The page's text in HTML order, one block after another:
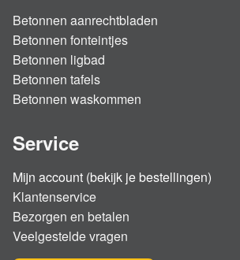
Betonnen aanrechtbladen
Betonnen fonteintjes
Betonnen ligbad
Betonnen tafels
Betonnen waskommen
Service
Mijn account (bekijk je bestellingen)
Klantenservice
Bezorgen en betalen
Veelgestelde vragen